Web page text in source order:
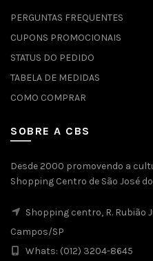
PERGUNTAS FREQUENTES
CUPONS PROMOCIONAIS
STATUS DO PEDIDO
TABELA DE MEDIDAS
COMO COMPRAR
SOBRE A CBS
Desde 2000 promovendo a
Shopping Centro de São José
Shopping centro, R. Rubião
Campos/SP
Whats: (012) 3204-8645